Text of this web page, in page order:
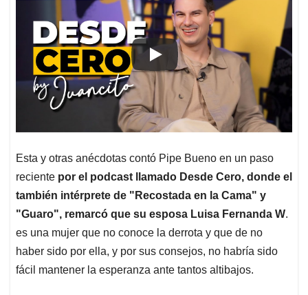
Esta y otras anécdotas contó Pipe Bueno en un paso
reciente por el podcast llamado Desde Cero, donde el
también intérprete de "Recostada en la Cama" y
"Guaro", remarcó que su esposa Luisa Fernanda W.
es una mujer que no conoce la derrota y que de no
haber sido por ella, y por sus consejos, no habría sido
fácil mantener la esperanza ante tantos altibajos.